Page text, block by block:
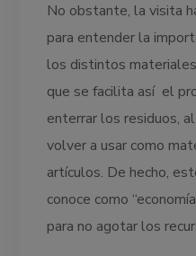
No obstante, la visita
para entender la
los distintos
que se facilita así el
enterrar los residuos,
volver a usar como
artículos. De hecho,
conoce como
para no agotar los